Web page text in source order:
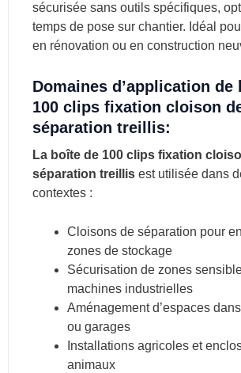
sécurisée sans outils spécifiques,
temps de pose sur chantier. Idéal
en rénovation ou en construction
Domaines d’application de
100 clips fixation cloison
séparation treillis:
La boîte de 100 clips fixation
séparation treillis est utilisée dans
contextes :
Cloisons de séparation pour
zones de stockage
Sécurisation de zones
machines industrielles
Aménagement d’espaces
ou garages
Installations agricoles et
animaux